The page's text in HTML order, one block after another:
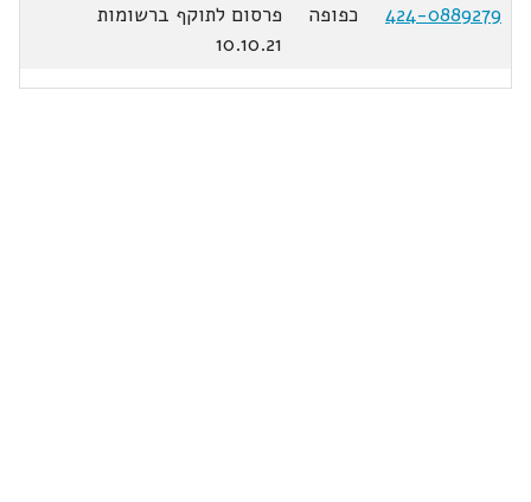
424-0889279
כפופה
פרסום לתוקף ברשומות
10.10.21